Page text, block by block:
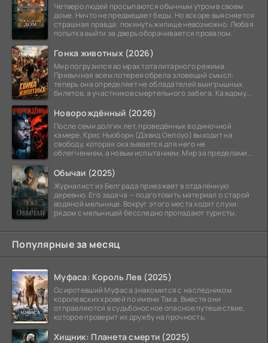
Четверо людей просыпаются обычным утром в своем
доме. Ничто не предвещает беды. Но вскоре выясняется
страшная правда: покинуть жилище невозможно. Любая
попытка выйти за дверь оборачивается провалом.
Гонка животных (2026)
Мир погрузился во мрак тоталитарного режима.
Привычная всем лотерея обрела зловещий смысл:
теперь она определяет не обладателей выигрышных
билетов, а участников смертельного забега. Каждому
Новорождённый (2026)
После семи долгих лет, проведённых в одиночной
камере, Крис Ньюборн (Дэвид Оелоуо) выходит на
свободу, которая оказывается для него не
облегчением, а новым испытанием. Мир за пределами
Обычаи (2025)
Журналист из Белграда приезжает в отдалённую
деревню. Его задача — подготовить материал о старой
водяной мельнице. Вокруг этого места ходят слухи:
рядом с мельницей бесследно пропадают туристы.
Популярные за месяц
Муфаса: Король Лев (2025)
Осиротевший Муфаса знакомится с наследником
королевских кровей по имени Така. Вместе они
отправляются в судьбоносное опасное путешествие,
которое проверит их дружбу на прочность.
Хищник: Планета смерти (2025)